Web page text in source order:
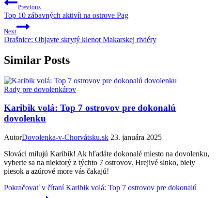
Previous
Top 10 zábavných aktivít na ostrove Pag
Next
Drašnice: Objavte skrytý klenot Makarskej riviéry
Similar Posts
Rady pre dovolenkárov
Karibik volá: Top 7 ostrovov pre dokonalú
dovolenku
AutorDovolenka-v-Chorvátsku.sk 23. januára 2025
Slováci milujú Karibik! Ak hľadáte dokonalé miesto na dovolenku,
vyberte sa na niektorý z týchto 7 ostrovov. Hrejivé slnko, biely
piesok a azúrové more vás čakajú!
Pokračovať v čítaníKaribik volá: Top 7 ostrovov pre dokonalú